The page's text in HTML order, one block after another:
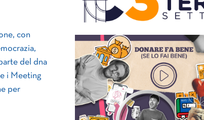
con
del dna
i Meeting
per